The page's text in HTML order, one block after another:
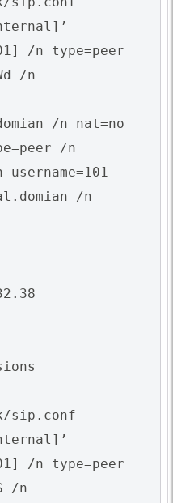
/n type=peer
/n
/n nat=no
/n
/n
sip.conf
/n type=peer
/n